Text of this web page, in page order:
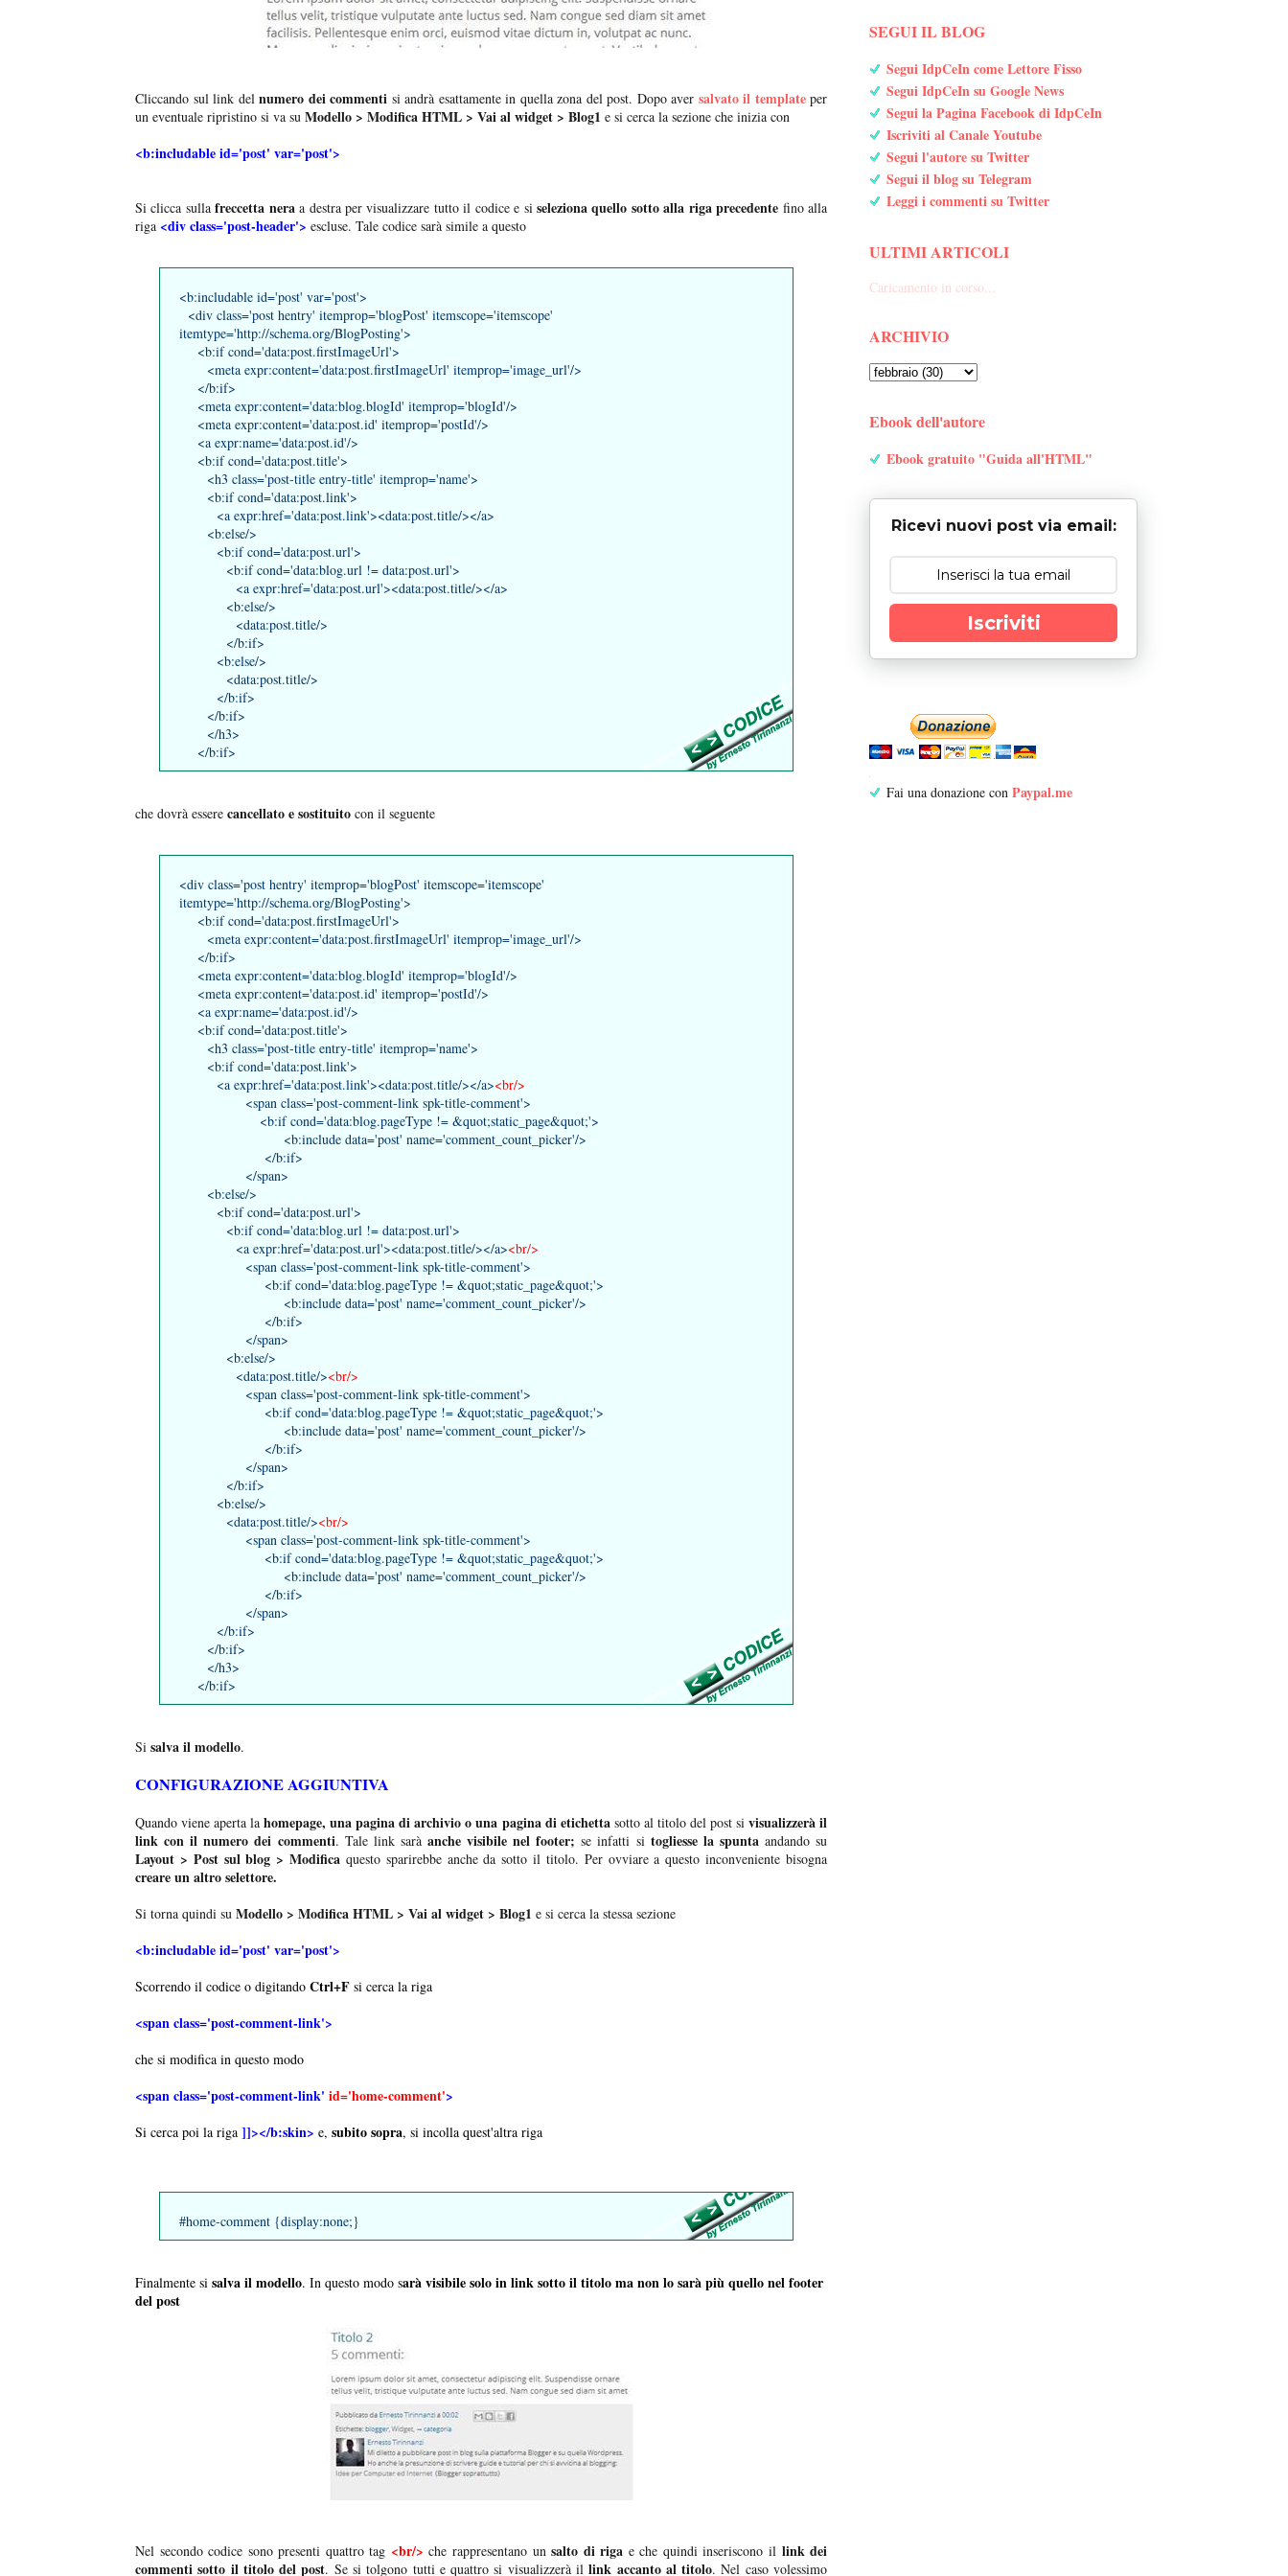
Cliccando sul link del numero dei commenti si andrà esattamente in quella zona del post. Dopo aver salvato il templateper
un eventuale ripristino si va su Modello > Modifica HTML > Vai al widget > Blog1 e si cerca la sezione che inizia con
<b:includable id='post' var='post'>
Si clicca sullafreccetta neraa destra per visualizzare tutto il codice e siseleziona quello sotto alla riga precedente fino alla
riga <div class='post-header'> escluse. Tale codice sarà simile a questo
<b:includable id='post' var='post'>
<div class='post hentry' itemprop='blogPost' itemscope='itemscope'
itemtype='http://schema.org/BlogPosting'>
<b:if cond='data:post.firstImageUrl'>
<meta expr:content='data:post.firstImageUrl' itemprop='image_url'/>
</b:if>
<meta expr:content='data:blog.blogId' itemprop='blogId'/>
<meta expr:content='data:post.id' itemprop='postId'/>
<a expr:name='data:post.id'/>
<b:if cond='data:post.title'>
<h3 class='post-title entry-title' itemprop='name'>
<b:if cond='data:post.link'>
<a expr:href='data:post.link'><data:post.title/></a>
<b:else/>
<b:if cond='data:post.url'>
<b:if cond='data:blog.url != data:post.url'>
<a expr:href='data:post.url'><data:post.title/></a>
<b:else/>
<data:post.title/>
</b:if>
<b:else/>
<data:post.title/>
</b:if>
</b:if>
</h3>
</b:if>
che dovrà essere cancellato e sostituito con il seguente
<div class='post hentry' itemprop='blogPost' itemscope='itemscope'
itemtype='http://schema.org/BlogPosting'>
<b:if cond='data:post.firstImageUrl'>
<meta expr:content='data:post.firstImageUrl' itemprop='image_url'/>
</b:if>
<meta expr:content='data:blog.blogId' itemprop='blogId'/>
<meta expr:content='data:post.id' itemprop='postId'/>
<a expr:name='data:post.id'/>
<b:if cond='data:post.title'>
<h3 class='post-title entry-title' itemprop='name'>
<b:if cond='data:post.link'>
<a expr:href='data:post.link'><data:post.title/></a><br/>
<span class='post-comment-link spk-title-comment'>
<b:if cond='data:blog.pageType != &quot;static_page&quot;'>
<b:include data='post' name='comment_count_picker'/>
</b:if>
</span>
<b:else/>
<b:if cond='data:post.url'>
<b:if cond='data:blog.url != data:post.url'>
<a expr:href='data:post.url'><data:post.title/></a><br/>
<span class='post-comment-link spk-title-comment'>
<b:if cond='data:blog.pageType != &quot;static_page&quot;'>
<b:include data='post' name='comment_count_picker'/>
</b:if>
</span>
<b:else/>
<data:post.title/><br/>
<span class='post-comment-link spk-title-comment'>
<b:if cond='data:blog.pageType != &quot;static_page&quot;'>
<b:include data='post' name='comment_count_picker'/>
</b:if>
</span>
</b:if>
<b:else/>
<data:post.title/><br/>
<span class='post-comment-link spk-title-comment'>
<b:if cond='data:blog.pageType != &quot;static_page&quot;'>
<b:include data='post' name='comment_count_picker'/>
</b:if>
</span>
</b:if>
</b:if>
</h3>
</b:if>
Si salva il modello.
CONFIGURAZIONE AGGIUNTIVA
Quando viene aperta lahomepage, una pagina di archivio o una pagina di etichettasotto al titolo del post si visualizzerà il
link con il numero dei commenti. Tale link sarà anche visibile nel footer; se infatti si togliesse la spuntaandando su
Layout > Post sul blog > Modifica questo sparirebbe anche da sotto il titolo. Per ovviare a questo inconveniente bisogna
creare un altro selettore.
Si torna quindi su Modello > Modifica HTML > Vai al widget > Blog1 e si cerca la stessa sezione
<b:includable id='post' var='post'>
Scorrendo il codice o digitando Ctrl+F si cerca la riga
<span class='post-comment-link'>
che si modifica in questo modo
<span class='post-comment-link' id='home-comment'>
Si cerca poi la riga ]]></b:skin> e, subito sopra, si incolla quest'altra riga
#home-comment {display:none;}
Finalmente si salva il modello. In questo modo sarà visibile solo in link sotto il titolo ma non lo sarà più quello nel footer
del post
Nel secondo codice sono presenti quattro tag <br/> che rappresentano unsalto di riga e che quindi inseriscono il link dei
commenti sotto il titolo del post. Se si tolgono tutti e quattro si visualizzerà il link accanto al titolo. Nel caso volessimo
SEGUI IL BLOG
Segui IdpCeIn come Lettore Fisso
Segui IdpCeIn su Google News
Segui la Pagina Facebook di IdpCeIn
Iscriviti al Canale Youtube
Segui l'autore su Twitter
Segui il blog su Telegram
Leggi i commenti su Twitter
ULTIMI ARTICOLI
Caricamento in corso...
ARCHIVIO
Ebook dell'autore
Ebook gratuito "Guida all'HTML"
Ricevi nuovi post via email:
Iscriviti
Fai una donazione con Paypal.me